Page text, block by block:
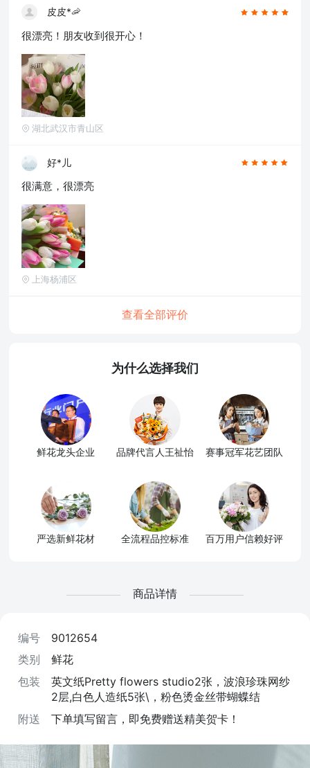
皮皮*🦐
很漂亮！朋友收到很开心！
湖北武汉市青山区
好*儿
很满意，很漂亮
上海杨浦区
查看全部评价
为什么选择我们
鲜花龙头企业 品牌代言人王祉怡 赛事冠军花艺团队
严选新鲜花材 全流程品控标准 百万用户信赖好评
商品详情
编号
9012654
类别
鲜花
包装
英文纸Pretty flowers studio2张，波浪珍珠网纱
2层,白色人造纸5张\，粉色烫金丝带蝴蝶结
附送
下单填写留言，即免费赠送精美贺卡！